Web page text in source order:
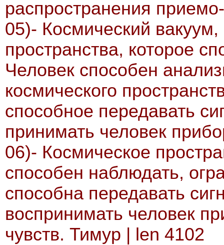
распространения
05)- Космический вакуум,
пространства, которое
Человек способен
космического
способное передавать
принимать человек
06)- Космическое
способен наблюдать,
способна передавать
воспринимать человек
чувств. Тимур | len 4102